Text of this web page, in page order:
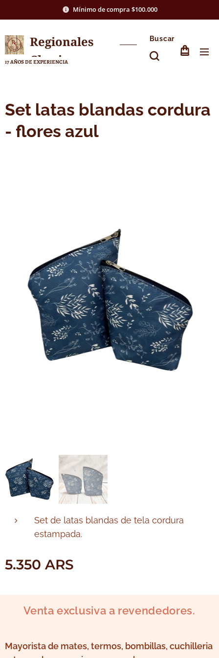
Mínimo de compra $100.000
Regionales
Chasico
17 AÑOS DE EXPERIENCIA
Buscar
Set latas blandas cordura
- flores azul
Set de latas blandas de tela cordura
estampada.
5.350 ARS
Venta exclusiva a revendedores.
Mayorista de mates, termos, bombillas, cuchilleria